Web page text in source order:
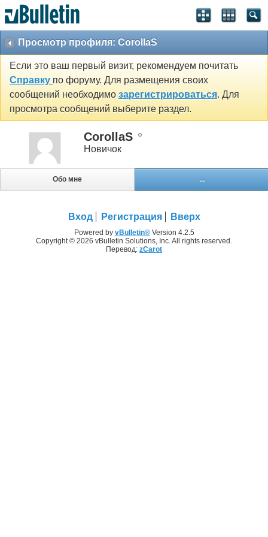
Просмотр профиля: CorollaS
Если это ваш первый визит, рекомендуем почитать
Справку по форуму. Для размещения своих
сообщений необходимо зарегистрироваться. Для
просмотра сообщений выберите раздел.
CorollaS
Новичок
Обо мне ...
Вход Регистрация Вверх
Powered by vBulletin®Version 4.2.5
Copyright © 2026 vBulletin Solutions, Inc. All rights reserved.
Перевод: zCarot